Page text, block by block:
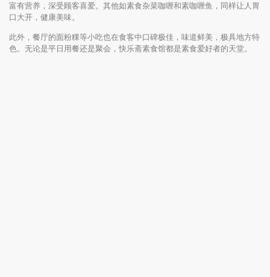
富有营养，深受顾客喜爱。其他如素食杂菜咖喱和素咖喱鱼，同样让人胃
口大开，健康美味。
此外，餐厅的面粉粿等小吃也在食客中口碑极佳，味道鲜美，极具地方特
色。无论是平日用餐还是聚会，快乐斋素食馆都是素食爱好者的天堂。